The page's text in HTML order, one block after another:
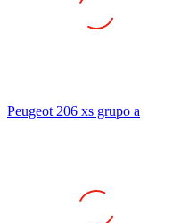
Peugeot 206 xs grupo a